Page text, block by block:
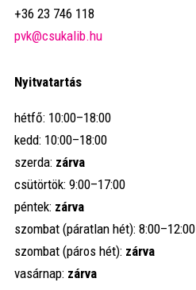
+36 23 746 118
pvk@csukalib.hu
Nyitvatartás
hétfő: 10:00–18:00
kedd: 10:00–18:00
szerda: zárva
csütörtök: 9:00–17:00
péntek: zárva
szombat (páratlan hét): 8:00–12:00
szombat (páros hét): zárva
vasárnap: zárva